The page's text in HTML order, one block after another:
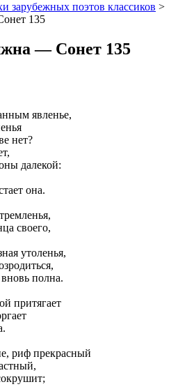
зарубежных поэтов классиков >
135
— Сонет 135
явленье,
нет?
далекой:
она.
своего,
утоленья,
полна.
притягает
риф прекрасный